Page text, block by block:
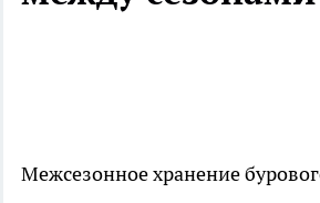
Межсезонное хранение